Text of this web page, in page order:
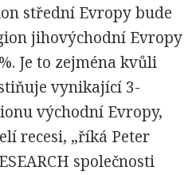
střední Evropy bude
jihovýchodní Evropy
Je to zejména kvůli
vynikající 3-
východní Evropy,
recesi, „říká Peter
společnosti